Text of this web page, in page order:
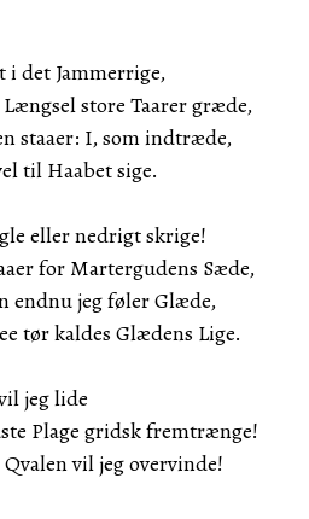
i det Jammerrige,
store Taarer græde,
staaer: I, som indtræde,
til Haabet sige.
eller nedrigt skrige!
for Martergudens Sæde,
endnu jeg føler Glæde,
tør kaldes Glædens Lige.
jeg lide
Plage gridsk fremtrænge!
vil jeg overvinde!